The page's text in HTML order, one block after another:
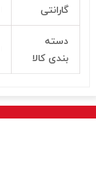
گارانتی
دسته
بندی کالا